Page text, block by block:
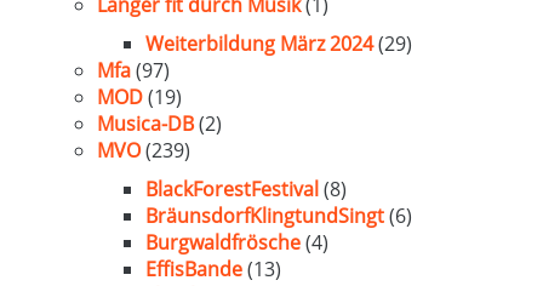
Weiterbildung März 2024(29)
Mfa(97)
MOD(19)
Musica-DB(2)
MVO(239)
BlackForestFestival(8)
BräunsdorfKlingtundSingt(6)
Burgwaldfrösche(4)
EffisBande(13)